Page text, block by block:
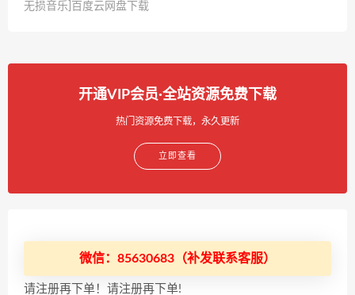
无损音乐]百度云网盘下载
开通VIP会员·全站资源免费下载
热门资源免费下载，永久更新
立即查看
微信：85630683（补发联系客服）
请注册再下单！请注册再下单!